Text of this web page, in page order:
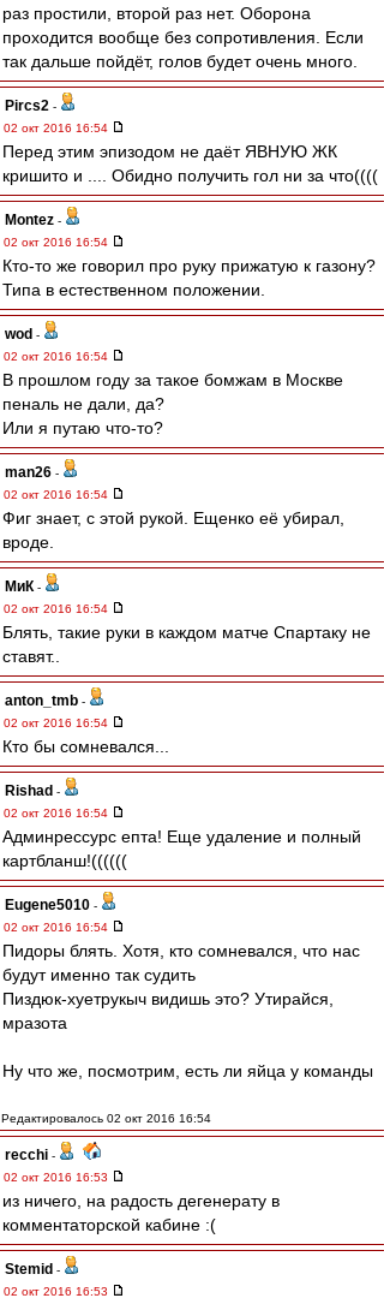
раз простили, второй раз нет. Оборона
проходится вообще без сопротивления. Если
так дальше пойдёт, голов будет очень много.
Pircs2 -
02 окт 2016 16:54
Перед этим эпизодом не даёт ЯВНУЮ ЖК
кришито и .... Обидно получить гол ни за что((((
Montez -
02 окт 2016 16:54
Кто-то же говорил про руку прижатую к газону?
Типа в естественном положении.
wod -
02 окт 2016 16:54
В прошлом году за такое бомжам в Москве
пеналь не дали, да?
Или я путаю что-то?
man26 -
02 окт 2016 16:54
Фиг знает, с этой рукой. Ещенко её убирал,
вроде.
МиК -
02 окт 2016 16:54
Блять, такие руки в каждом матче Спартаку не
ставят..
anton_tmb -
02 окт 2016 16:54
Кто бы сомневался...
Rishad -
02 окт 2016 16:54
Админрессурс епта! Еще удаление и полный
картбланш!((((((
Eugene5010 -
02 окт 2016 16:54
Пидоры блять. Хотя, кто сомневался, что нас
будут именно так судить
Пиздюк-хуетрукыч видишь это? Утирайся,
мразота
Ну что же, посмотрим, есть ли яйца у команды
Редактировалось 02 окт 2016 16:54
recchi -
02 окт 2016 16:53
из ничего, на радость дегенерату в
комментаторской кабине :(
Stemid -
02 окт 2016 16:53